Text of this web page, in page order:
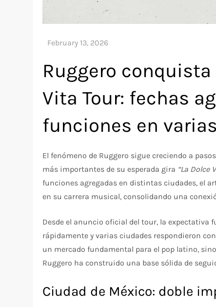
Ruggero
Vita Tour: fechas
funciones en
El fenómeno de Ruggero sigue creciendo a
más importantes de su esperada gira “La Dolce
funciones agregadas en distintas ciudades, el
en su carrera musical, consolidando una
Desde el anuncio oficial del tour, la expectativa
rápidamente y varias ciudades respondieron
un mercado fundamental para el pop latino,
Ruggero ha construido una base sólida de
Ciudad de México: doble